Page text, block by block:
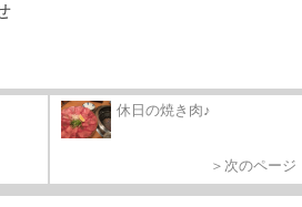
休日の焼き肉♪
＞次のページ